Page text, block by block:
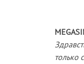
только